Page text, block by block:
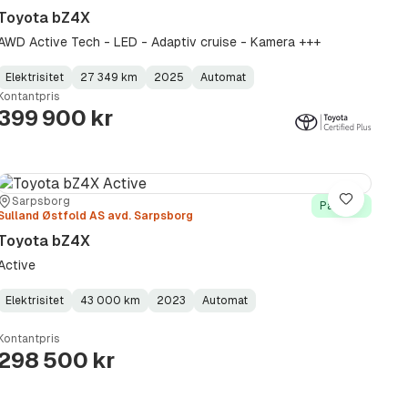
bZ4X
Active Tech - LED - Adaptiv cruise - Kamera +++
Fuel
:
Elektrisitet
Kilometerstand:
27 349 km
Model
:
2025
Gearbox
:
Automat
900 kr
Sted:
Sarpsborg
Forhandler:
Østfold AS avd. Sarpsborg
På lager
bZ4X
Fuel
Elektrisitet
Kilometerstand:
43 000 km
Model
2023
Gearbox
Automat
500 kr
Lagre